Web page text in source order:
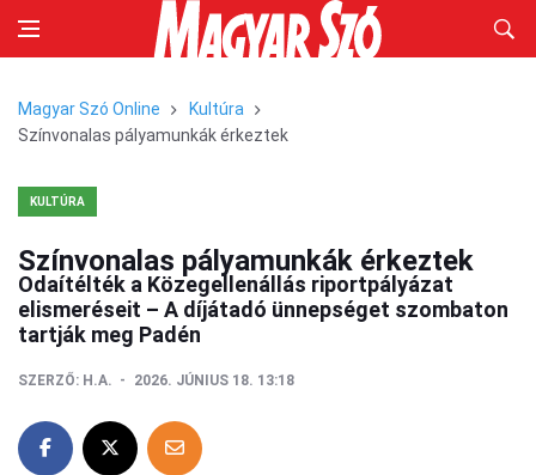
Magyar Szó Online
Kultúra
Színvonalas pályamunkák érkeztek
KULTÚRA
Színvonalas pályamunkák érkeztek
Odaítélték a Közegellenállás riportpályázat
elismeréseit – A díjátadó ünnepséget szombaton
tartják meg Padén
SZERZŐ: H.A. 2026. JÚNIUS 18. 13:18